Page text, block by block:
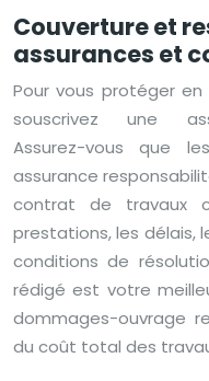
Couverture et
assurances et
Pour vous protéger
souscrivez une
Assurez-vous que
assurance
contrat de travaux
prestations, les délais,
conditions de
rédigé est votre
dommages-ouvrage
du coût total des